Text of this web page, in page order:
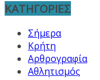
ΚΑΤΗΓΟΡΙΕΣ
Σήμερα
Κρήτη
Αρθρογραφία
Αθλητισμός